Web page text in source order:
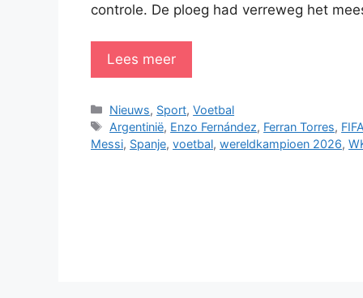
controle. De ploeg had verreweg het
Lees meer
Categorieën
Nieuws, Sport,Voetbal
Tags
Argentinië, Enzo Fernández, Ferran Torres, FIFA
Messi, Spanje, voetbal, wereldkampioen 2026,